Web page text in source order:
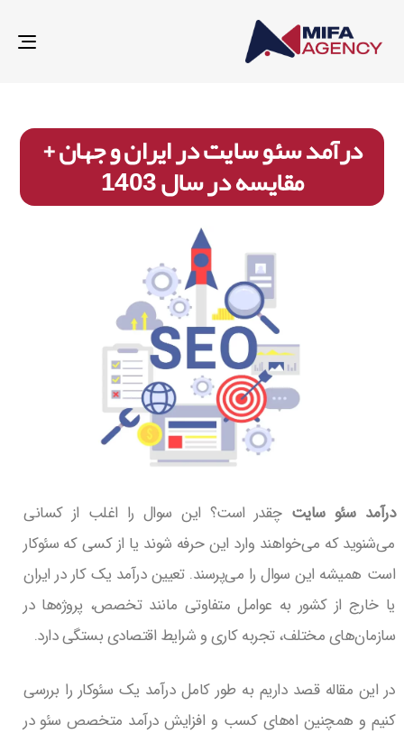
‌درآمد سئو سایت در ایران و جهان +
مقایسه در سال 1403
درآمد سئو سایت چقدر است؟ این سوال را اغلب از کسانی
می‌شنوید که می‌خواهند وارد این حرفه شوند یا از کسی که سئوکار
است همیشه این سوال را می‌پرسند. تعیین درآمد یک کار در ایران
یا خارج از کشور به عوامل متفاوتی مانند تخصص، پروژه‌ها در
سازمان‌های مختلف، تجربه کاری و شرایط اقتصادی بستگی دارد.
در این مقاله قصد داریم به طور کامل درآمد یک سئوکار را بررسی
کنیم و همچنین اه‌های کسب و افزایش درآمد متخصص سئو در